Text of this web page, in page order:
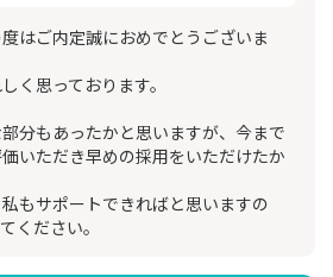
度はご内定誠におめでとうございま
く思っております。
分もあったかと思いますが、今まで
いただき早めの採用をいただけたか
もサポートできればと思いますの
ください。